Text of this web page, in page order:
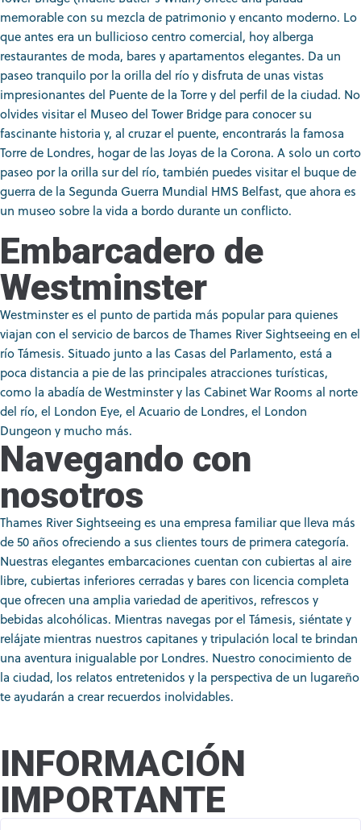
memorable con su mezcla de patrimonio y encanto moderno. Lo
que antes era un bullicioso centro comercial, hoy alberga
restaurantes de moda, bares y apartamentos elegantes. Da un
paseo tranquilo por la orilla del río y disfruta de unas vistas
impresionantes del Puente de la Torre y del perfil de la ciudad. No
olvides visitar el Museo del Tower Bridge para conocer su
fascinante historia y, al cruzar el puente, encontrarás la famosa
Torre de Londres, hogar de las Joyas de la Corona. A solo un corto
paseo por la orilla sur del río, también puedes visitar el buque de
guerra de la Segunda Guerra Mundial HMS Belfast, que ahora es
un museo sobre la vida a bordo durante un conflicto.
Embarcadero de
Westminster
Westminster es el punto de partida más popular para quienes
viajan con el servicio de barcos de Thames River Sightseeing en el
río Támesis. Situado junto a las Casas del Parlamento, está a
poca distancia a pie de las principales atracciones turísticas,
como la abadía de Westminster y las Cabinet War Rooms al norte
del río, el London Eye, el Acuario de Londres, el London
Dungeon y mucho más.
Navegando con
nosotros
Thames River Sightseeing es una empresa familiar que lleva más
de 50 años ofreciendo a sus clientes tours de primera categoría.
Nuestras elegantes embarcaciones cuentan con cubiertas al aire
libre, cubiertas inferiores cerradas y bares con licencia completa
que ofrecen una amplia variedad de aperitivos, refrescos y
bebidas alcohólicas. Mientras navegas por el Támesis, siéntate y
relájate mientras nuestros capitanes y tripulación local te brindan
una aventura inigualable por Londres. Nuestro conocimiento de
la ciudad, los relatos entretenidos y la perspectiva de un lugareño
te ayudarán a crear recuerdos inolvidables.
INFORMACIÓN
IMPORTANTE